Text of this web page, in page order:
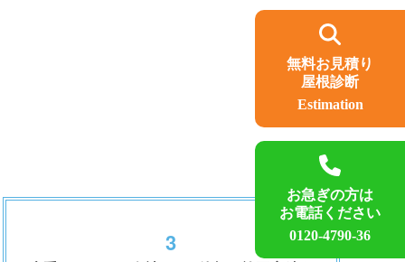
無料お見積り
屋根診断
Estimation
お急ぎの方は
お電話ください
0120-4790-36
3